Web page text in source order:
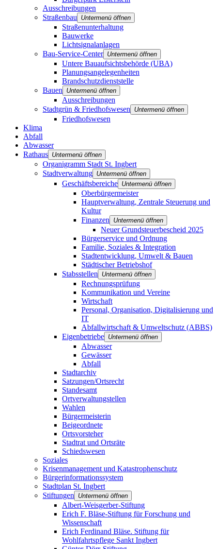
Ausschreibungen
Straßenbau
Untermenü öffnen
Straßenunterhaltung
Bauwerke
Lichtsignalanlagen
Bau-Service-Center Untermenü öffnen
Untere Bauaufsichtsbehörde (UBA)
Planungsangelegenheiten
Brandschutz­dienststelle
Bauen
Untermenü öffnen
Ausschreibungen
Stadtgrün & Friedhofswesen
Untermenü öffnen
Friedhofswesen
Klima
Abfall
Abwasser
Rathaus Untermenü öffnen
Organigramm Stadt St. Ingbert
Stadtverwaltung Untermenü öffnen
Geschäftsbereiche Untermenü öffnen
Oberbürgermeister
Hauptverwaltung, Zentrale Steuerung und
Kultur
Finanzen
Untermenü öffnen
Neuer Grundsteuerbescheid 2025
Bürgerservice und Ordnung
Familie, Soziales & Integration
Stadtentwicklung, Umwelt & Bauen
Städtischer Betriebshof
Stabsstellen
Untermenü öffnen
Rechnungsprüfung
Kommunikation und Vereine
Wirtschaft
Personal, Organisation, Digitalisierung und
IT
Abfallwirtschaft & Umweltschutz (ABBS)
Eigenbetriebe Untermenü öffnen
Abwasser
Gewässer
Abfall
Stadtarchiv
Satzungen/Ortsrecht
Standesamt
Ortverwaltungstellen
Wahlen
Bürgermeisterin
Beigeordnete
Ortsvorsteher
Stadtrat und Ortsräte
Schiedswesen
Soziales
Krisenmanagement und Katastrophenschutz
Bürgerinformationssystem
Stadtplan St. Ingbert
Stiftungen
Untermenü öffnen
Albert-Weisgerber-Stiftung
Erich F. Bläse-Stiftung für Forschung und
Wissenschaft
Erich Ferdinand Bläse. Stiftung für
Wohlfahrtspflege Sankt Ingbert